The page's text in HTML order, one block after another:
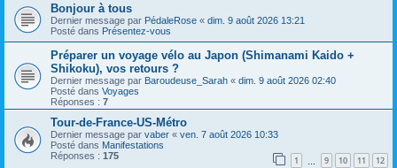
Bonjour à tous
Dernier message par PédaleRose « dim. 9 août 2026 13:21
Posté dans Présentez-vous
Préparer un voyage vélo au Japon (Shimanami Kaido +
Shikoku), vos retours ?
Dernier message par Baroudeuse_Sarah « dim. 9 août 2026 02:40
Posté dans Voyages
Réponses : 7
Tour-de-France-US-Métro
Dernier message par vaber « ven. 7 août 2026 10:33
Posté dans Manifestations
Réponses : 175 1 9 10 11 12